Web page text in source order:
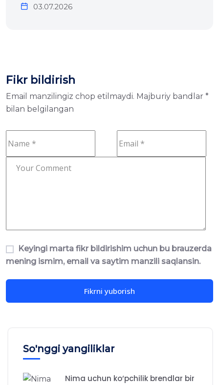
03.07.2026
Fikr bildirish
Email manzilingiz chop etilmaydi. Majburiy bandlar *
bilan belgilangan
Keyingi marta fikr bildirishim uchun bu brauzerda
mening ismim, email va saytim manzili saqlansin.
So'nggi yangiliklar
Nima uchun ko‘pchilik brendlar bir